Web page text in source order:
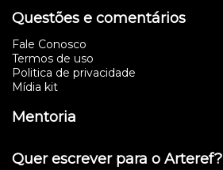
Questões e comentários
Fale Conosco
Termos de uso
Politica de privacidade
Mídia kit
Mentoria
Quer escrever para o Arteref?